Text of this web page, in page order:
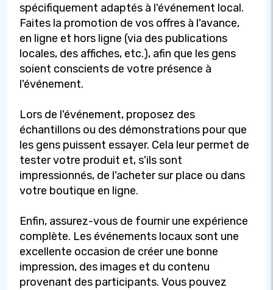
spécifiquement adaptés à l'événement local.
Faites la promotion de vos offres à l'avance,
en ligne et hors ligne (via des publications
locales, des affiches, etc.), afin que les gens
soient conscients de votre présence à
l'événement.
Lors de l'événement, proposez des
échantillons ou des démonstrations pour que
les gens puissent essayer. Cela leur permet de
tester votre produit et, s'ils sont
impressionnés, de l'acheter sur place ou dans
votre boutique en ligne.
Enfin, assurez-vous de fournir une expérience
complète. Les événements locaux sont une
excellente occasion de créer une bonne
impression, des images et du contenu
provenant des participants. Vous pouvez